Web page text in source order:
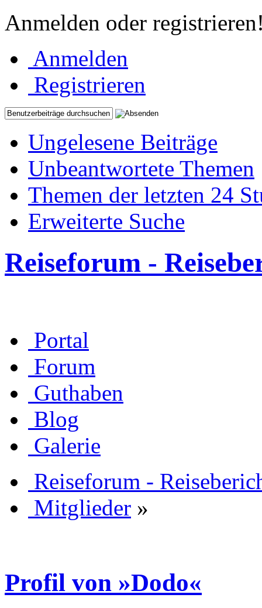
Anmelden oder
Anmelden
Registrieren
Ungelesene Beiträge
Unbeantwortete Themen
Themen der letzten 24
Erweiterte Suche
Reiseforum -
Portal
Forum
Guthaben
Blog
Galerie
Reiseforum -
Mitglieder »
Profil von »Dodo«